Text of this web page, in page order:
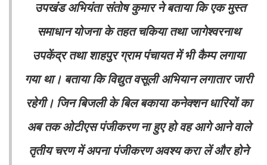
उपखंड अभियंता संतोष कुमार ने बताया कि एक मुस्त
समाधान योजना के तहत चकिया तथा जागेश्वरनाथ
उपकेंद्र तथा शाहपुर ग्राम पंचायत में भी कैम्प लगाया
गया था। बताया कि विद्युत वसूली अभियान लगातार जारी
रहेगी। जिन बिजली के बिल बकाया कनेक्शन धारियों का
अब तक ओटीएस पंजीकरण ना हुए हो वह आगे आने वाले
तृतीय चरण में अपना पंजीकरण अवश्य करा लें और होने